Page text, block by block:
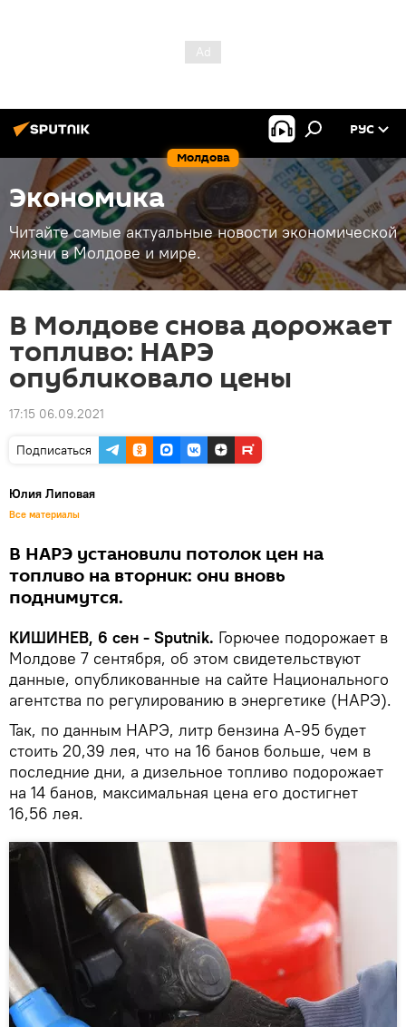
Молдова
РУС
Экономика
Читайте самые актуальные новости экономической
жизни в Молдове и мире.
В Молдове снова дорожает
топливо: НАРЭ
опубликовало цены
17:15 06.09.2021
Подписаться
Юлия Липовая
Все материалы
В НАРЭ установили потолок цен на
топливо на вторник: они вновь
поднимутся.
КИШИНЕВ, 6 сен - Sputnik. Горючее подорожает в
Молдове 7 сентября, об этом свидетельствуют
данные, опубликованные на сайте Национального
агентства по регулированию в энергетике (НАРЭ).
Так, по данным НАРЭ, литр бензина А-95 будет
стоить 20,39 лея, что на 16 банов больше, чем в
последние дни, а дизельное топливо подорожает
на 14 банов, максимальная цена его достигнет
16,56 лея.